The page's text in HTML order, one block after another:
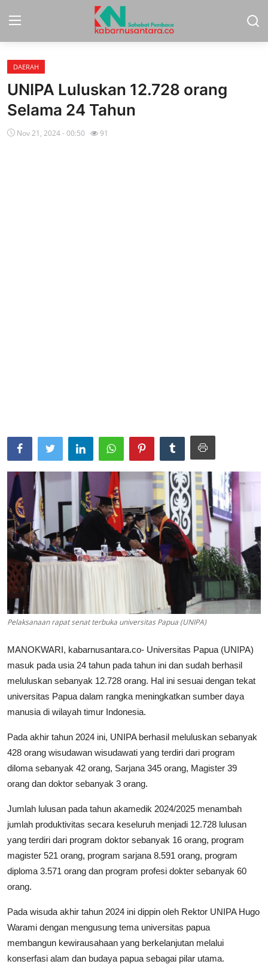
Home
Sport
Nasional
DAERAH
UNIPA Luluskan 12.728 orang
Selama 24 Tahun
Nov 21, 2024 - 00:50 91
Pelaksanaan rapat senat terbuka universitas Papua (UNIPA)
MANOKWARI, kabarnusantara.co- Universitas Papua (UNIPA)
masuk pada usia 24 tahun pada tahun ini dan sudah berhasil
meluluskan sebanyak 12.728 orang. Hal ini sesuai dengan tekat
universitas Papua dalam rangka meningkatkan sumber daya
manusia di wilayah timur Indonesia.
Pada akhir tahun 2024 ini, UNIPA berhasil meluluskan sebanyak
428 orang wisudawan wisudawati yang terdiri dari program
diloma sebanyak 42 orang, Sarjana 345 orang, Magister 39
orang dan doktor sebanyak 3 orang.
Jumlah lulusan pada tahun akamedik 2024/2025 menambah
jumlah produktivitas secara keseluruh menjadi 12.728 lulusan
yang terdiri dari program doktor sebanyak 16 orang, program
magister 521 orang, program sarjana 8.591 orang, program
diploma 3.571 orang dan program profesi dokter sebanyak 60
orang.
Pada wisuda akhir tahun 2024 ini dippin oleh Rektor UNIPA Hugo
Warami dengan mengusung tema universitas papua
membangun kewirausahaan yang berkelanjutan melalui
konserfasi alam dan budaya papua sebagai pilar utama.